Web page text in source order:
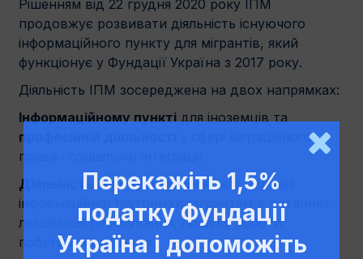
Рішенням від 22 грудня 2020 року ІПМ
продовжує розвивати діяльність існуючого
інформаційного пункту для мігрантів, який
функціонує у Фундації Україна з 2017 року.
Діяльність ІПМ зосереджена на двох напрямках:
Інформаційному пунктідля іноземців та
професійній діяльності
у сфері міграційного
права і соціальної інтеграції.
Діяльність інфопунктуполягає у наданні
інформаційної підтримки мігрантам в питаннях
легалізації перебування, пошуку роботи,
побутових питаннях.
Перекажіть 1,5%
податку Фундації
Україна і допоможіть